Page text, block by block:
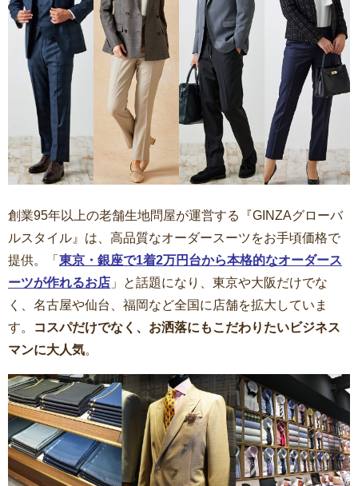
創業95年以上の老舗生地問屋が運営する『GINZAグローバ
ルスタイル』は、高品質なオーダースーツをお手頃価格で
提供。「 東京・銀座で1着2万円台から本格的なオーダース
ーツが作れるお店 」と話題になり、東京や大阪だけでな
く、名古屋や仙台、福岡など全国に店舗を拡大していま
す。
コスパだけでなく、お洒落にもこだわりたいビジネス
マンに大人気。